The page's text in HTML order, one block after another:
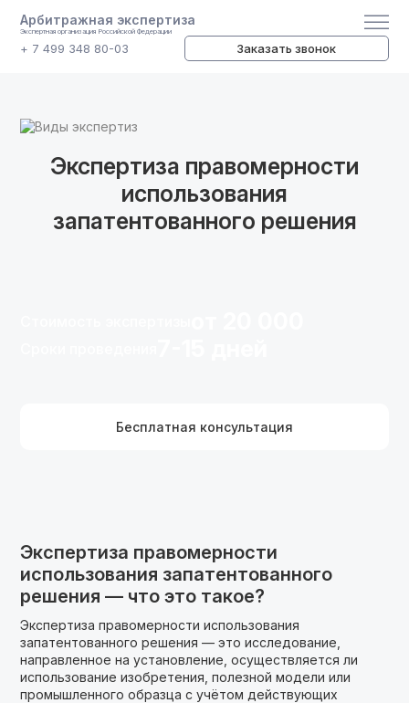
Арбитражная экспертиза
Экспертная организация Российской Федерации
+ 7 499 348 80-03 Заказать звонок
Виды экспертиз
Экспертиза правомерности
использования
запатентованного решения
Бесплатная консультация
Экспертиза правомерности
использования запатентованного
решения — что это такое?
Экспертиза правомерности использования
запатентованного решения — это исследование,
направленное на установление, осуществляется ли
использование изобретения, полезной модели или
промышленного образца с учётом действующих